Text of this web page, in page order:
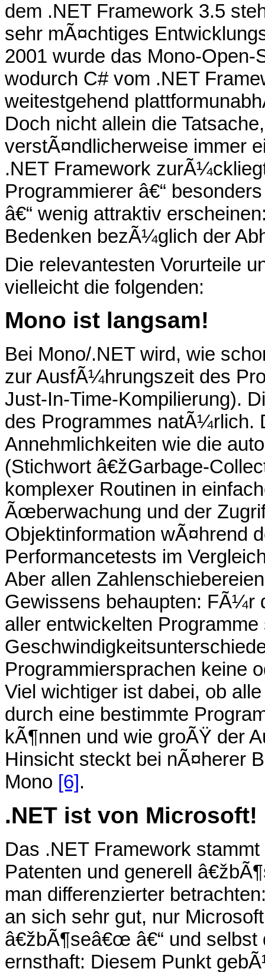
dem .NET Framework 3.5
sehr mÃ¤chtiges
2001 wurde das Mono-
wodurch C# vom .NET
weitestgehend
Doch nicht allein die
verstÃ¤ndlicherweise immer
.NET Framework
Programmierer â€“
â€“ wenig attraktiv
Bedenken bezÃ¼glich der
Die relevantesten Vorurteile
vielleicht die folgenden:
Mono ist langsam!
Bei Mono/.NET wird, wie
zur AusfÃ¼hrungszeit des
Just-In-Time-Kompilierung).
des Programmes natÃ¼rlich.
Annehmlichkeiten wie die
(Stichwort â€žGarbage-
komplexer Routinen in
Ãœberwachung und der
Objektinformation wÃ¤hrend
Performancetests im
Aber allen
Gewissens behaupten: FÃ¼r
aller entwickelten Programme
Programmiersprachen keine
Viel wichtiger ist dabei, ob
durch eine bestimmte
kÃ¶nnen und wie groÃŸ der
Hinsicht steckt bei nÃ¤herer
Mono [6].
.NET ist von Microsoft!
Das .NET Framework
Patenten und generell
man differenzierter
an sich sehr gut, nur
â€žbÃ¶seâ€œ â€“ und
ernsthaft: Diesem Punkt